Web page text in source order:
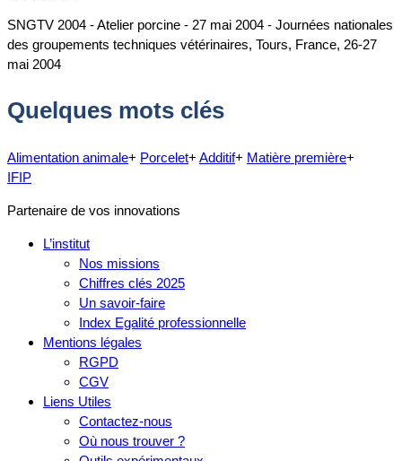
SNGTV 2004 - Atelier porcine - 27 mai 2004 - Journées nationales
des groupements techniques vétérinaires, Tours, France, 26-27
mai 2004
Quelques mots clés
Alimentation animale+ Porcelet+ Additif+ Matière première+
IFIP
Partenaire de vos innovations
L’institut
Nos missions
Chiffres clés 2025
Un savoir-faire
Index Egalité professionnelle
Mentions légales
RGPD
CGV
Liens Utiles
Contactez-nous
Où nous trouver ?